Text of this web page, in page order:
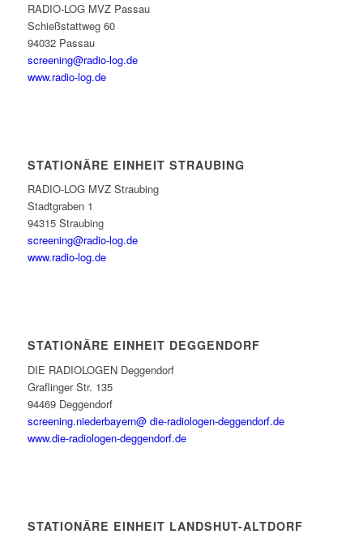
RADIO-LOG MVZ Passau
Schießstattweg 60
94032 Passau
screening@radio-log.de
www.radio-log.de
STATIONÄRE EINHEIT STRAUBING
RADIO-LOG MVZ Straubing
Stadtgraben 1
94315 Straubing
screening@radio-log.de
www.radio-log.de
STATIONÄRE EINHEIT DEGGENDORF
DIE RADIOLOGEN Deggendorf
Graflinger Str. 135
94469 Deggendorf
screening.niederbayern@ die-radiologen-deggendorf.de
www.die-radiologen-deggendorf.de
STATIONÄRE EINHEIT LANDSHUT-ALTDORF